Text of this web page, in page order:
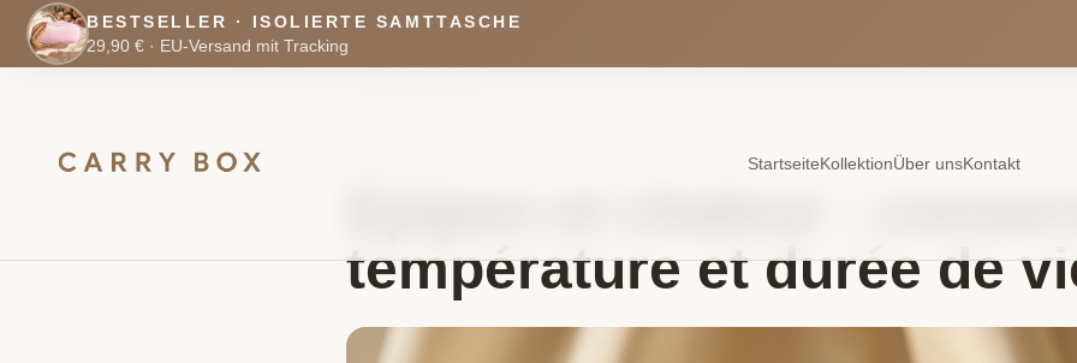
BESTSELLER · ISOLIERTE SAMTTASCHE
29,90 € · EU-Versand mit Tracking
StartseiteKollektionÜber unsKontakt
température et durée de